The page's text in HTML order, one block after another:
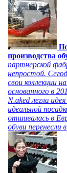
производства
партнерской
непростой.
свои коллекции
основанного в
N.aked легла
идеальной
отшивалась в
обуви перенесли